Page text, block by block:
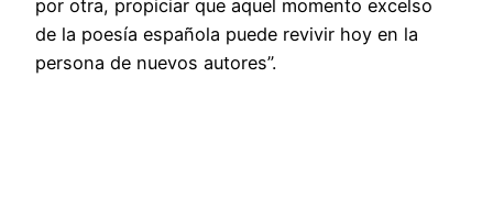
por otra, propiciar que aquel momento excelso
de la poesía española puede revivir hoy en la
persona de nuevos autores”.